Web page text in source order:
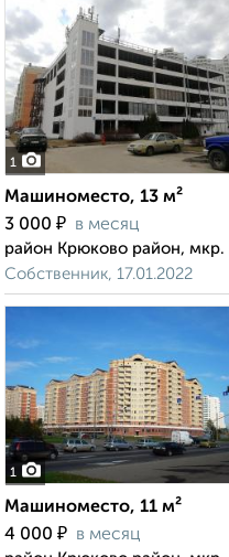
1
Машиноместо, 13 м²
3 000 ₽ в месяц
район Крюково район,
Собственник, 17.01.2022
1
Машиноместо, 11 м²
4 000 ₽ в месяц